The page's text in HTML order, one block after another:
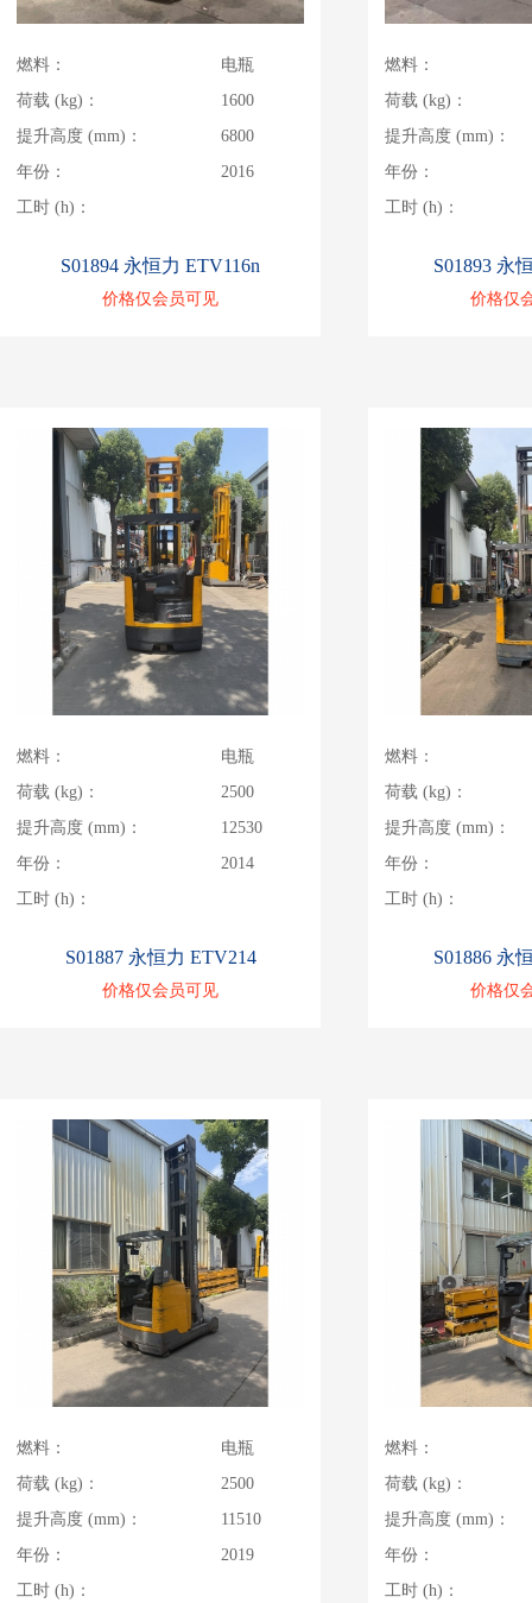
燃料：
电瓶
荷载 (kg)：
1600
提升高度 (mm)：
6800
年份：
2016
工时 (h)：
S01894 永恒力 ETV116n
价格仅会员可见
燃料：
荷载 (kg)：
提升高度 (mm)：
年份：
工时 (h)：
S01893 永
价格仅
燃料：
电瓶
荷载 (kg)：
2500
提升高度 (mm)：
12530
年份：
2014
工时 (h)：
S01887 永恒力 ETV214
价格仅会员可见
燃料：
荷载 (kg)：
提升高度 (mm)：
年份：
工时 (h)：
S01886 永
价格仅
燃料：
电瓶
荷载 (kg)：
2500
提升高度 (mm)：
11510
年份：
2019
工时 (h)：
燃料：
荷载 (kg)：
提升高度 (mm)：
年份：
工时 (h)：